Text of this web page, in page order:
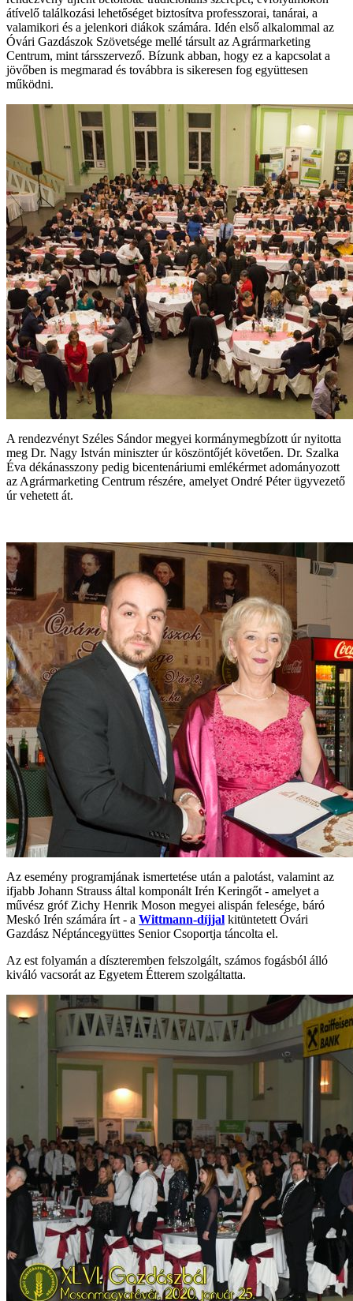
átívelő találkozási lehetőséget biztosítva professzorai, tanárai, a
valamikori és a jelenkori diákok számára. Idén első alkalommal az
Óvári Gazdászok Szövetsége mellé társult az Agrármarketing
Centrum, mint társszervező. Bízunk abban, hogy ez a kapcsolat a
jövőben is megmarad és továbbra is sikeresen fog együttesen
működni.
A rendezvényt Széles Sándor megyei kormánymegbízott úr nyitotta
meg Dr. Nagy István miniszter úr köszöntőjét követően. Dr. Szalka
Éva dékánasszony pedig bicentenáriumi emlékérmet adományozott
az Agrármarketing Centrum részére, amelyet Ondré Péter ügyvezető
úr vehetett át.
Az esemény programjának ismertetése után a palotást, valamint az
ifjabb Johann Strauss által komponált Irén Keringőt - amelyet a
művész gróf Zichy Henrik Moson megyei alispán felesége, báró
Meskó Irén számára írt - a Wittmann-díjjal kitüntetett Óvári
Gazdász Néptáncegyüttes Senior Csoportja táncolta el.
Az est folyamán a díszteremben felszolgált, számos fogásból álló
kiváló vacsorát az Egyetem Étterem szolgáltatta.